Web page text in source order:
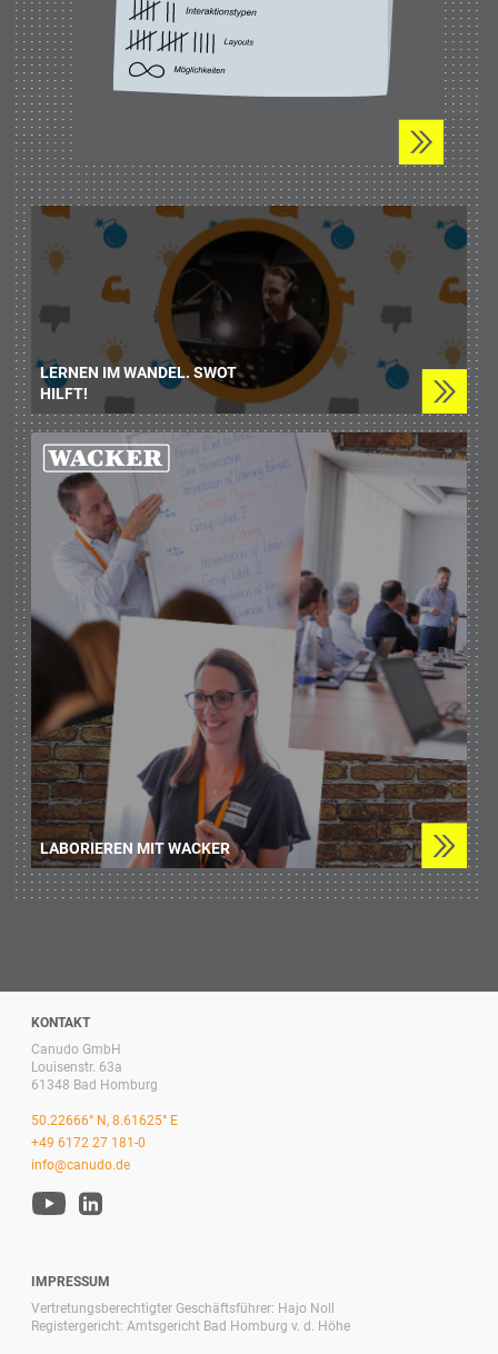
LERNEN IM WANDEL. SWOT
HILFT!
LABORIEREN MIT WACKER
KONTAKT
Canudo GmbH
Louisenstr. 63a
61348 Bad Homburg
50.22666° N, 8.61625° E
+49 6172 27 181-0
info@canudo.de
IMPRESSUM
Vertretungsberechtigter Geschäftsführer: Hajo Noll
Registergericht: Amtsgericht Bad Homburg v. d. Höhe